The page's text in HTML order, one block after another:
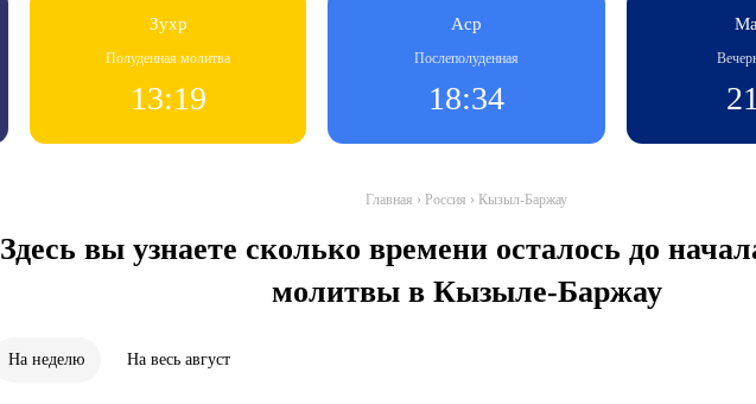
Зухр
Полуденная молитва
13:19
Аср
Послеполуденная
18:34
Главная › Россия › Кызыл-Баржау
Здесь вы узнаете сколько времени осталось до
молитвы в Кызыле-Баржау
На неделю На весь август